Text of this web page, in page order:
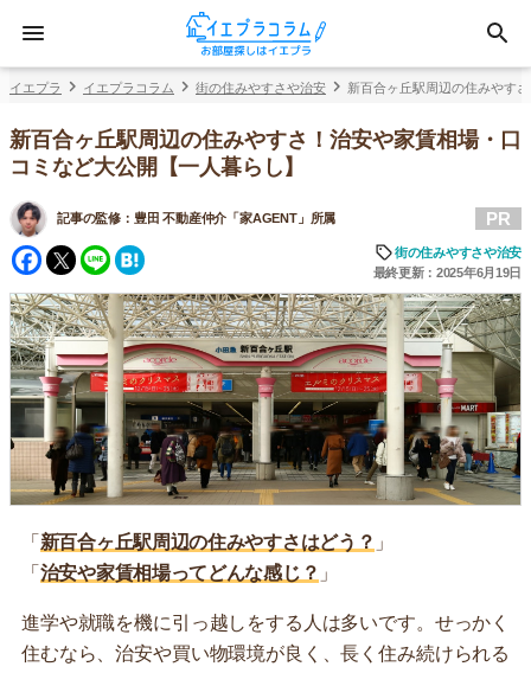
イエプラ イエプラコラム 街の住みやすさや治安 新百合ヶ丘駅周辺の住みやす
新百合ヶ丘駅周辺の住みやすさ！治安や家賃相場・口
コミなど大公開【一人暮らし】
記事の監修： 豊田 不動産仲介「家AGENT」所属
Facebook
Twitter
Line
PR
街の住みやすさや治安
最終更新：2025年6月19日
「 新百合ヶ丘駅周辺の住みやすさはどう？ 」
「 治安や家賃相場ってどんな感じ？ 」
進学や就職を機に引っ越しをする人は多いです。せっかく
住むなら、治安や買い物環境が良く、長く住み続けられる